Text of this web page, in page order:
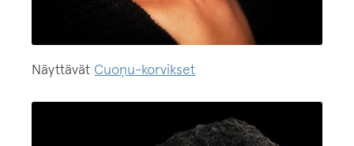
Näyttävät Cuoņu-korvikset